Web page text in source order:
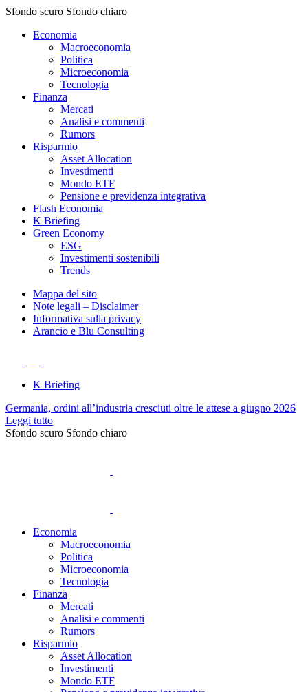
Sfondo scuro Sfondo chiaro
Economia
Macroeconomia
Politica
Microeconomia
Tecnologia
Finanza
Mercati
Analisi e commenti
Rumors
Risparmio
Asset Allocation
Investimenti
Mondo ETF
Pensione e previdenza integrativa
Flash Economia
K Briefing
Green Economy
ESG
Investimenti sostenibili
Trends
Mappa del sito
Note legali – Disclaimer
Informativa sulla privacy
Arancio e Blu Consulting
K Briefing
Germania, ordini all’industria cresciuti oltre le attese a giugno 2026
Leggi tutto
Sfondo scuro Sfondo chiaro
Economia
Macroeconomia
Politica
Microeconomia
Tecnologia
Finanza
Mercati
Analisi e commenti
Rumors
Risparmio
Asset Allocation
Investimenti
Mondo ETF